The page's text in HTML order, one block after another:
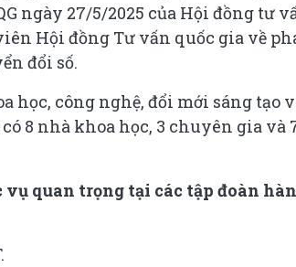
ngày 27/5/2025 của Hội đồng tư
Hội đồng Tư vấn quốc gia về
đổi số.
học, công nghệ, đổi mới sáng tạo
8 nhà khoa học, 3 chuyên gia và
quan trọng tại các tập đoàn